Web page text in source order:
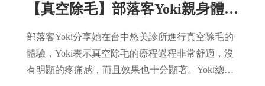
【真空除毛】部落客Yoki親身體驗LightSheer真空除毛，告別手毛困擾
部落客Yoki分享她在台中悠美診所進行真空除毛的
體驗，Yoki表示真空除毛的療程過程非常舒適，沒
有明顯的疼痛感，而且效果也十分顯著。Yoki總結